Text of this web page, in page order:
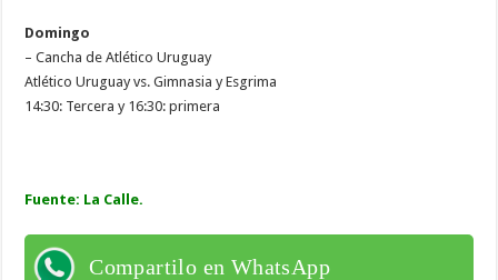
Domingo
– Cancha de Atlético Uruguay
Atlético Uruguay vs. Gimnasia y Esgrima
14:30: Tercera y 16:30: primera
Fuente: La Calle.
Compartilo en WhatsApp